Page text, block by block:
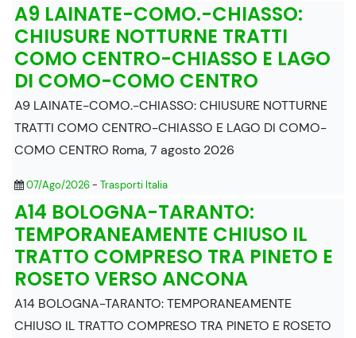
A9 LAINATE-COMO.-CHIASSO:
CHIUSURE NOTTURNE TRATTI
COMO CENTRO-CHIASSO E LAGO
DI COMO-COMO CENTRO
A9 LAINATE-COMO.-CHIASSO: CHIUSURE NOTTURNE
TRATTI COMO CENTRO-CHIASSO E LAGO DI COMO-
COMO CENTRO Roma, 7 agosto 2026
07/Ago/2026- Trasporti Italia
A14 BOLOGNA-TARANTO:
TEMPORANEAMENTE CHIUSO IL
TRATTO COMPRESO TRA PINETO E
ROSETO VERSO ANCONA
A14 BOLOGNA-TARANTO: TEMPORANEAMENTE
CHIUSO IL TRATTO COMPRESO TRA PINETO E ROSETO